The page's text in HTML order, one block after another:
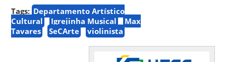
Tags: Departamento Artístico
Cultural
Igrejinha Musical
Max
Tavares
SeCArte violinista